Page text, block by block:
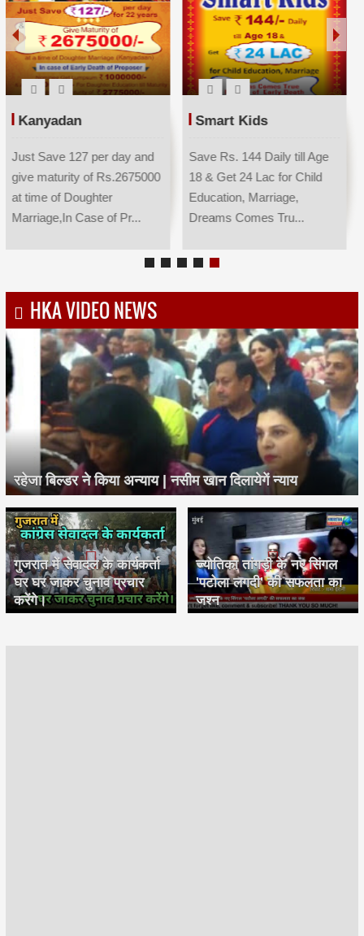
Kanyadan
Just Save 127 per day and
give maturity of Rs.2675000
at time of Doughter
Marriage,In Case of Pr...
Smart Kids
Save Rs. 144 Daily till Age
18 & Get 24 Lac for Child
Education, Marriage,
Dreams Comes Tru...
HKA VIDEO NEWS
रहेजा बिल्डर ने किया अन्याय | नसीम खान दिलायेगें न्याय
गुजरात में सेवादल के कार्यकर्ता
घर घर जाकर चुनाव प्रचार
करेंगे।
ज्योतिका तांगड़ी के नए सिंगल
'पटोला लगदी' की सफलता का
जश्न